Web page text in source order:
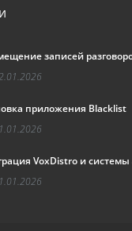
записей
приложения Blacklist
VoxDistro и